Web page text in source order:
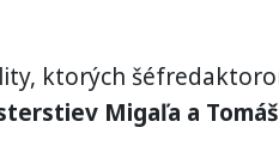
ktorých
Migaľa a